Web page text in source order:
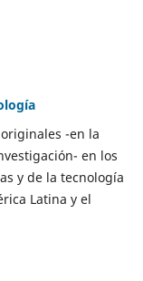
-en la
en los
y de la tecnología
Latina y el